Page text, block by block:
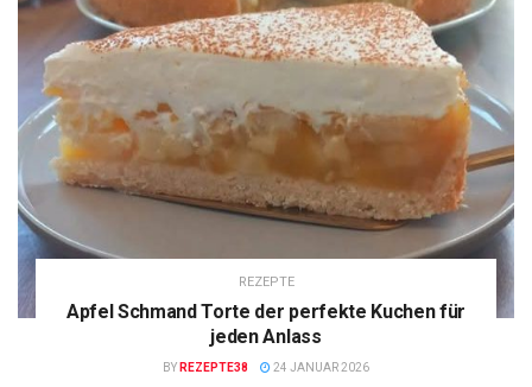
REZEPTE
Apfel Schmand Torte der perfekte Kuchen für
jeden Anlass
BY REZEPTE38 24 JANUAR 2026